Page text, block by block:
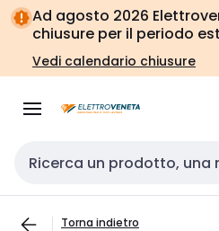
Vai alla
navigazione
Vai
alla
pagina
Ad agosto 2026
chiusure per il periodo
Vedi calendario chiusure
Cerca input
Torna indietro